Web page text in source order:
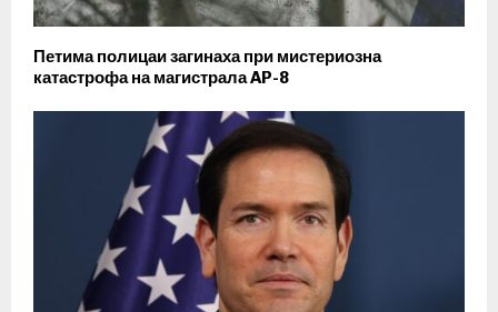
Петима полицаи загинаха при мистериозна
катастрофа на магистрала AP-8